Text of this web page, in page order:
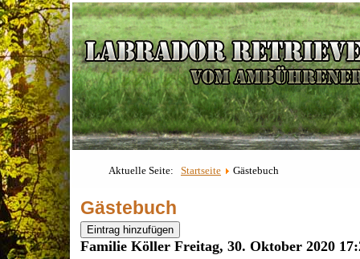
Aktuelle Seite: Startseite Gästebuch
Gästebuch
Eintrag hinzufügen
Familie Köller Freitag, 30. Oktober 2020